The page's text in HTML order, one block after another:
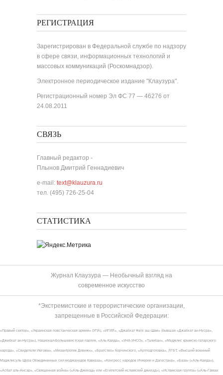
РЕГИСТРАЦИЯ
Зарегистрирован в Федеральной службе по надзору
в сфере связи, информационных технологий и
массовых коммуникаций (Роскомнадзор).
Электронное периодическое издание "Клаузура".
Регистрационный номер Эл ФС 77 — 46276 от
24.08.2011
СВЯЗЬ
Главный редактор -
Плынов Дмитрий Геннадиевич
e-mail: text@klauzura.ru
тел. (495) 726-25-04
СТАТИСТИКА
Журнал Клаузура — Необычный взгляд на
современное искусство
*Экстремистские и террористические организации,
запрещенные в Российской Федерации:
«Правый сектор», «Украинская повстанческая армия» (УПА), «ИГИЛ», «Джабхат Фатх аш-Шам» (бывшая «Джабхат ан-Нусра»,
«Джебхат ан-Нусра»), Национал-Большевистская партия, «Аль-Каида», «УНА-УНСО», «Талибан», «Меджлис крымско-татарского
народа», «Свидетели Иеговы», «Мизантропик Дивижн», «Братство» Корчинского, «Артподготовка», ЛГБТ, «Высший военный
Маджлисуль Шура Объединенных сил моджахедов Кавказа», «Конгресс народов Ичкерии и Дагестана», «База» («Аль-Каида»),
«Асбат аль-Ансар», «Священная война» («Аль-Джихад» или «Египетский исламский джихад»), «Исламская группа» («Аль-Гамаа